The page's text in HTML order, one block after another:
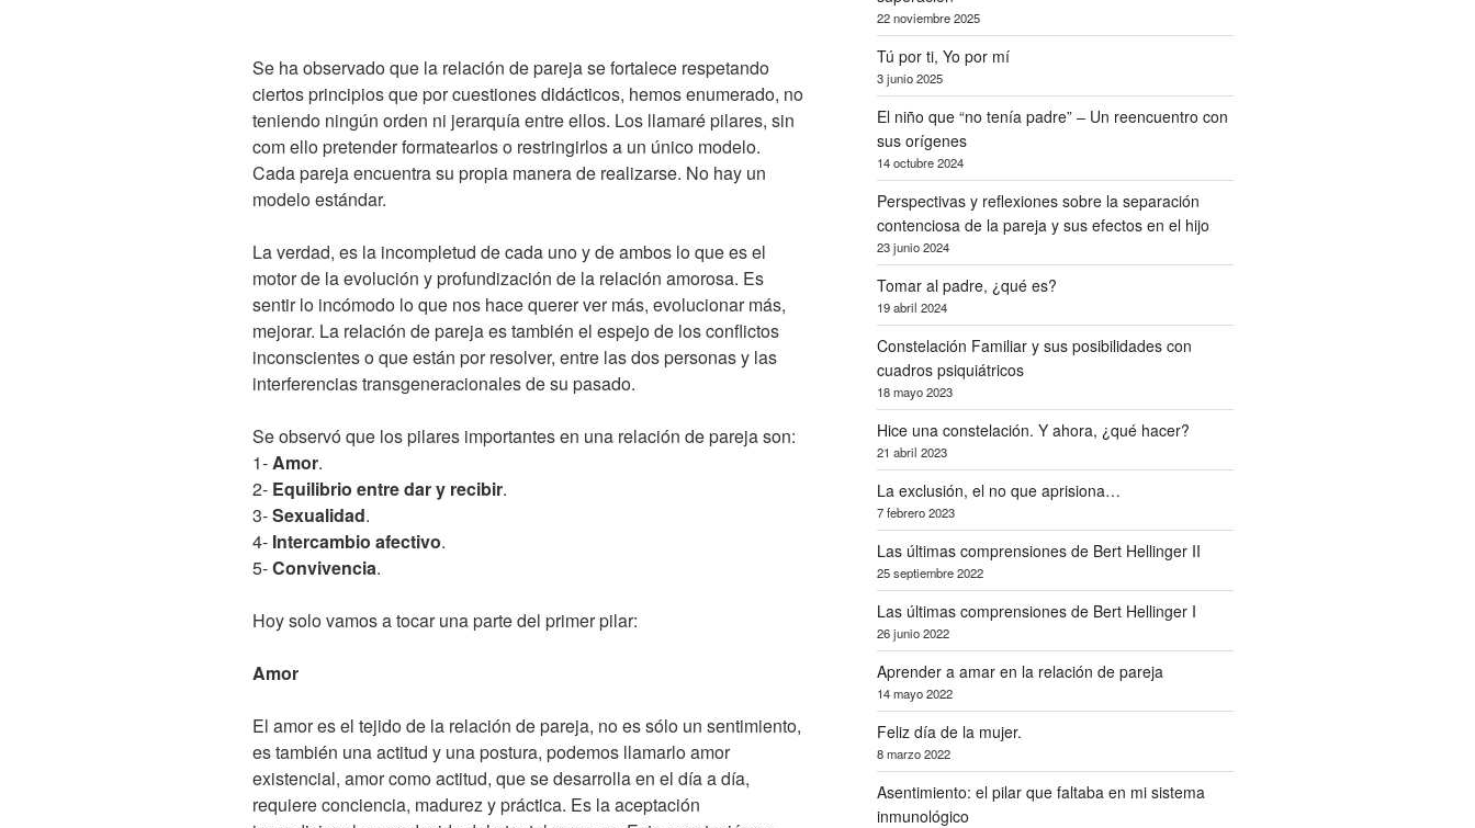
Se ha observado que la relación de pareja se fortalece respetando
ciertos principios que por cuestiones didácticos, hemos enumerado, no
teniendo ningún orden ni jerarquía entre ellos. Los llamaré pilares, sin
com ello pretender formatearlos o restringirlos a un único modelo.
Cada pareja encuentra su propia manera de realizarse. No hay un
modelo estándar.
La verdad, es la incompletud de cada uno y de ambos lo que es el
motor de la evolución y profundización de la relación amorosa. Es
sentir lo incómodo lo que nos hace querer ver más, evolucionar más,
mejorar. La relación de pareja es también el espejo de los conflictos
inconscientes o que están por resolver, entre las dos personas y las
interferencias transgeneracionales de su pasado.
Se observó que los pilares importantes en una relación de pareja son:
1-Amor.
2- Equilibrio entre dar y recibir.
3-Sexualidad.
4- Intercambio afectivo.
5-Convivencia.
Hoy solo vamos a tocar una parte del primer pilar:
Amor
El amor es el tejido de la relación de pareja, no es sólo un sentimiento,
es también una actitud y una postura, podemos llamarlo amor
existencial, amor como actitud, que se desarrolla en el día a día,
requiere conciencia, madurez y práctica. Es la aceptación
22 noviembre 2025
Tú por ti, Yo por mí
3 junio 2025
El niño que “no tenía padre” – Un reencuentro con
sus orígenes
14 octubre 2024
Perspectivas y reflexiones sobre la separación
contenciosa de la pareja y sus efectos en el hijo
23 junio 2024
Tomar al padre, ¿qué es?
19 abril 2024
Constelación Familiar y sus posibilidades con
cuadros psiquiátricos
18 mayo 2023
Hice una constelación. Y ahora, ¿qué hacer?
21 abril 2023
La exclusión, el no que aprisiona…
7 febrero 2023
Las últimas comprensiones de Bert Hellinger II
25 septiembre 2022
Las últimas comprensiones de Bert Hellinger I
26 junio 2022
Aprender a amar en la relación de pareja
14 mayo 2022
Feliz día de la mujer.
8 marzo 2022
Asentimiento: el pilar que faltaba en mi sistema
inmunológico